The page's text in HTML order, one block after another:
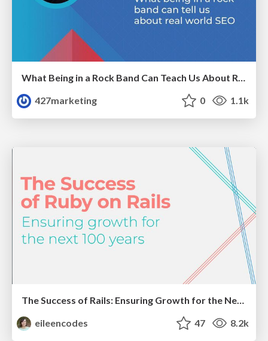
What Being in a Rock Band Can Teach Us About Real World SEO
427marketing
0 1.1k
The Success of Rails: Ensuring Growth for the Next 100 Years
eileencodes
47 8.2k